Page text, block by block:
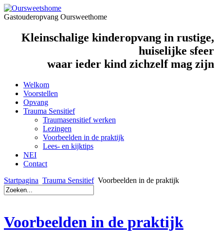
Gastouderopvang Oursweethome
Kleinschalige kinderopvang in rustige,
huiselijke sfeer
waar ieder kind zichzelf mag zijn
Welkom
Voorstellen
Opvang
Trauma Sensitief
Traumasensitief werken
Lezingen
Voorbeelden in de praktijk
Lees- en kijktips
NEI
Contact
Startpagina Trauma Sensitief Voorbeelden in de praktijk
Voorbeelden in de praktijk